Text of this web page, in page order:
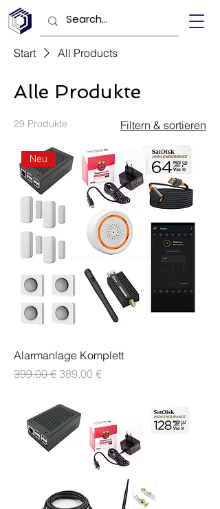
Start All Products
Alle Produkte
29 Produkte Filtern & sortieren
Neu
Alarmanlage Komplett
Standardpreis
399,00 € Sale-Preis
389,00 €